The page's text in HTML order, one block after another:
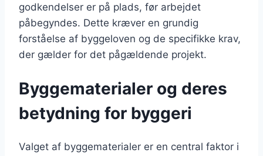
godkendelser er på plads, før arbejdet
påbegyndes. Dette kræver en grundig
forståelse af byggeloven og de specifikke krav,
der gælder for det pågældende projekt.
Byggematerialer og deres
betydning for byggeri
Valget af byggematerialer er en central faktor i